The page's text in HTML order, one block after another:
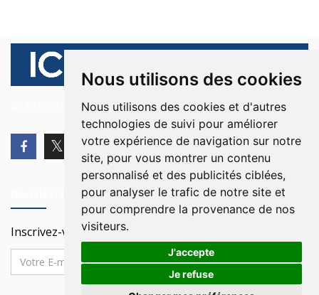
Nous utilisons des cookies
Nous utilisons des cookies et d'autres
technologies de suivi pour améliorer
votre expérience de navigation sur notre
site, pour vous montrer un contenu
personnalisé et des publicités ciblées,
pour analyser le trafic de notre site et
pour comprendre la provenance de nos
visiteurs.
J'accepte
Je refuse
© 2026 Ici Beyrouth. Tous les droits sont réservés.
Inscrivez-vous à notre Newsletter